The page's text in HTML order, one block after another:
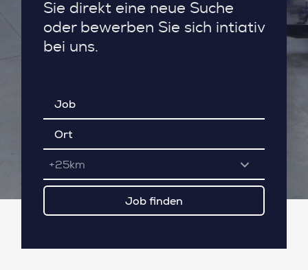
Sie direkt eine neue Suche
oder bewerben Sie sich intiativ
bei uns.
+25km